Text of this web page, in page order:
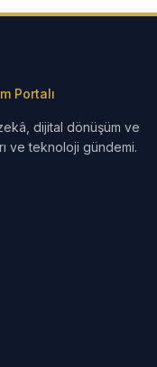
Portalı
dijital dönüşüm ve
ve teknoloji gündemi.